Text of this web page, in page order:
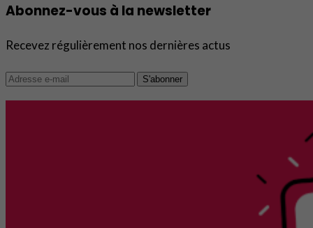
Abonnez-vous à la newsletter
Recevez régulièrement nos dernières actus
S'abonner